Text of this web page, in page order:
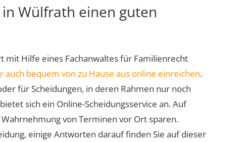
Wülfrath einen guten
mit Hilfe eines Fachanwaltes für Familienrecht
auch bequem von zu Hause aus online einreichen.
für Scheidungen, in deren Rahmen nur noch
sich ein Online-Scheidungsservice an. Auf
von Terminen vor Ort sparen.
einige Antworten darauf finden Sie auf dieser